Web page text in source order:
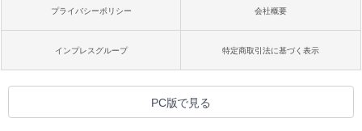
プライバシーポリシー 会社概要
インプレスグループ 特定商取引法に基づく表示
PC版で見る